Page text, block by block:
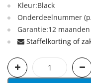
Kleur:Black
Onderdeelnummer
Garantie:12
Staffelkorting of